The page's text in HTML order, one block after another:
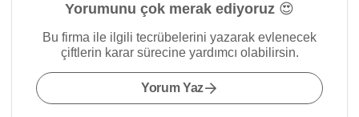
Yorumunu çok merak ediyoruz 😍
Bu firma ile ilgili tecrübelerini yazarak evlenecek
çiftlerin karar sürecine yardımcı olabilirsin.
Yorum Yaz